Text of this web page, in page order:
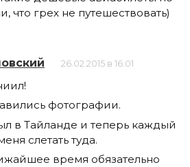
что грех не путешествовать)
26.02.2015 в 16:01
фотографии.
в Тайланде и теперь каждый
слетать туда.
время обязательно